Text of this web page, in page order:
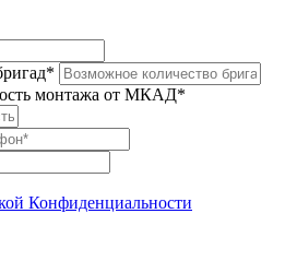
монтажа от МКАД*
Конфиденциальности